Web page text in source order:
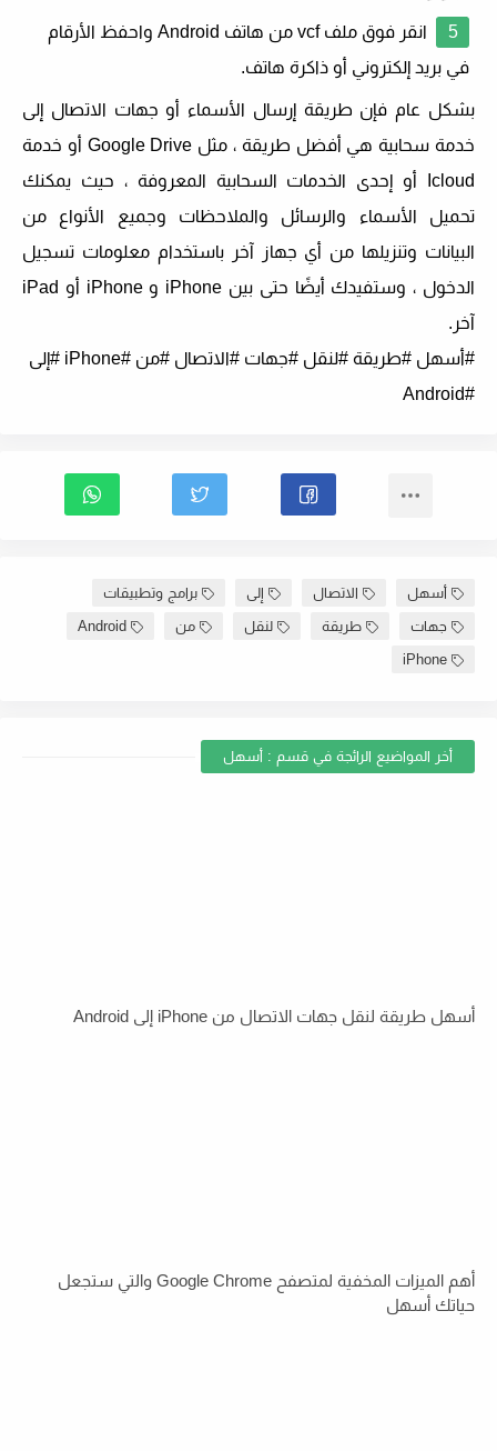
انقر فوق ملف vcf من هاتف Android واحفظ الأرقام
في بريد إلكتروني أو ذاكرة هاتف.
بشكل عام فإن طريقة إرسال الأسماء أو جهات الاتصال إلى
خدمة سحابية هي أفضل طريقة ، مثل Google Drive أو خدمة
Icloud أو إحدى الخدمات السحابية المعروفة ، حيث يمكنك
تحميل الأسماء والرسائل والملاحظات وجميع الأنواع من
البيانات وتنزيلها من أي جهاز آخر باستخدام معلومات تسجيل
الدخول ، وستفيدك أيضًا حتى بين iPhone و iPhone أو iPad
آخر.
#أسهل #طريقة #لنقل #جهات #الاتصال #من #iPhone #إلى
#Android
أسهل الاتصال إلى
برامج وتطبيقات
جهات
طريقة لنقل من
Android
iPhone
أخر المواضيع الرائجة في قسم : أسهل
أسهل طريقة لنقل جهات الاتصال من iPhone إلى Android
أهم الميزات المخفية لمتصفح Google Chrome والتي ستجعل
حياتك أسهل